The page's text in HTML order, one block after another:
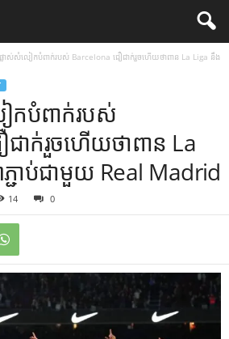
ផ្លាស់សំលៀកបំពាក់របស់ Barcelona ជឿជាក់រួចហើយថាពាន La Liga នឹង
កបំពាក់របស់
ាក់រួចហើយថាពាន La
ភ្ជាប់ជាមួយ Real Madrid
14 0